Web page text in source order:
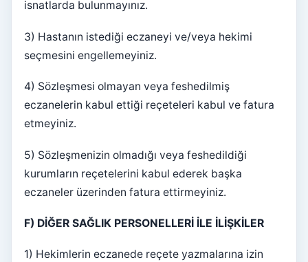
isnatlarda bulunmayınız.
3) Hastanın istediği eczaneyi ve/veya hekimi
seçmesini engellemeyiniz.
4) Sözleşmesi olmayan veya feshedilmiş
eczanelerin kabul ettiği reçeteleri kabul ve fatura
etmeyiniz.
5) Sözleşmenizin olmadığı veya feshedildiği
kurumların reçetelerini kabul ederek başka
eczaneler üzerinden fatura ettirmeyiniz.
F) DİĞER SAĞLIK PERSONELLERİ İLE İLİŞKİLER
1) Hekimlerin eczanede reçete yazmalarına izin